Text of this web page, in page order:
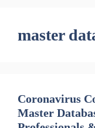
master
Coronavirus
Master